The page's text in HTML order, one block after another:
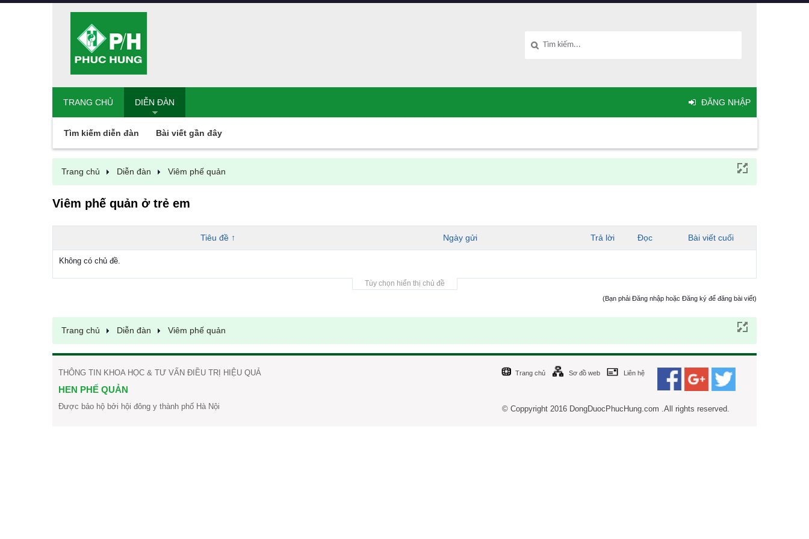
Trang chủ Diễn đàn Viêm phế quản
Viêm phế quản ở trẻ em
Tiêu đề ↑ Ngày gửi Trả lời Đọc Bài viết cuối
Không có chủ đề.
Tùy chọn hiển thị chủ đề
(Bạn phải Đăng nhập hoặc Đăng ký để đăng bài viết)
Trang chủ Diễn đàn Viêm phế quản
TRANG CHỦ DIỄN ĐÀN
Tìm kiếm diễn đàn Bài viết gần đây
ĐĂNG NHẬP
THÔNG TIN KHOA HỌC & TƯ VẤN ĐIỀU TRỊ HIỆU QUẢ
HEN PHẾ QUẢN
Được bảo hộ bởi hội đông y thành phố Hà Nội
Trang chủ Sơ đồ web Liên hệ
© Coppyright 2016 DongDuocPhucHung.com .All rights reserved.